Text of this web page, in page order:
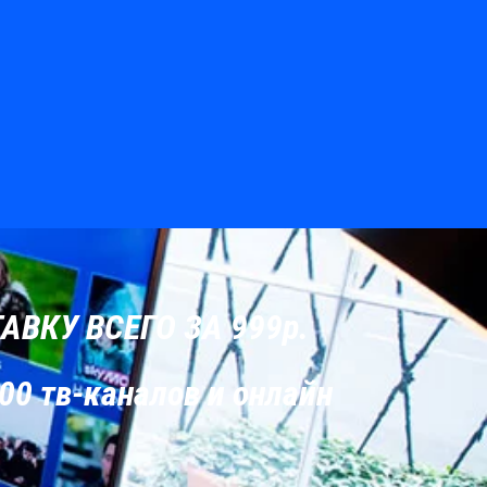
ВСЕГО ЗА 999р.
тв-каналов и онлайн